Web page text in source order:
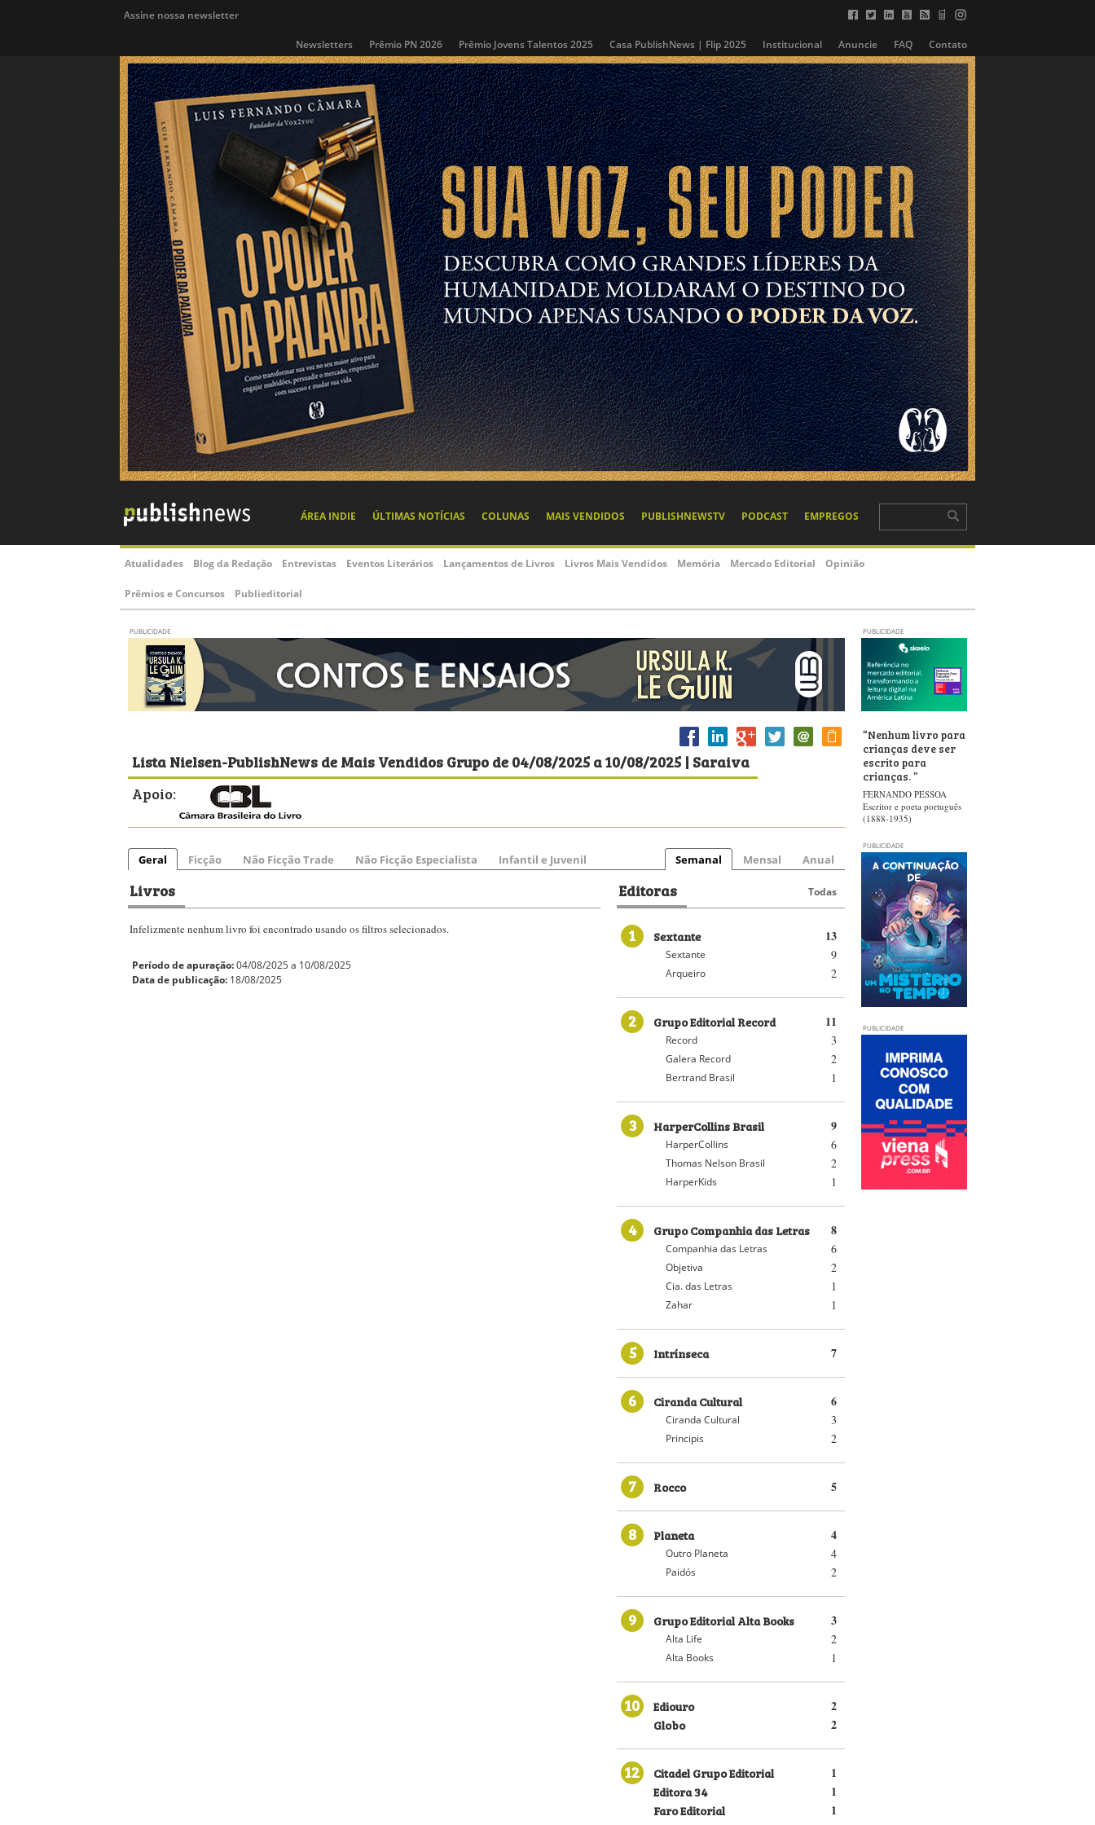
Assine nossa newsletter
Newsletters Prêmio PN 2026 Prêmio Jovens Talentos 2025 Casa PublishNews | Flip 2025 Institucional Anuncie FAQ Contato
ÁREA INDIE ÚLTIMAS NOTÍCIAS COLUNAS MAIS VENDIDOS PUBLISHNEWSTV PODCAST EMPREGOS
Atualidades Blog da Redação Entrevistas Eventos Literários Lançamentos de Livros Livros Mais Vendidos Memória Mercado Editorial Opinião
Prêmios e Concursos Publieditorial
PUBLICIDADE PUBLICIDADE
Lista Nielsen-PublishNews de Mais Vendidos Grupo de 04/08/2025 a 10/08/2025 | Saraiva
Apoio:
Geral Ficção Não Ficção Trade Não Ficção Especialista Infantil e Juvenil Semanal Mensal Anual
Livros
Infelizmente nenhum livro foi encontrado usando os filtros selecionados.
Período de apuração:04/08/2025 a 10/08/2025
Data de publicação: 18/08/2025
Editoras Todas
1 13
Sextante
9
Sextante
2
Arqueiro
2 11
Grupo Editorial Record
3
Record
2
Galera Record
1
Bertrand Brasil
3 9
HarperCollins Brasil
6
HarperCollins
2
Thomas Nelson Brasil
1
HarperKids
4 8
Grupo Companhia das Letras
6
Companhia das Letras
2
Objetiva
1
Cia. das Letras
1
Zahar
5 7
Intrínseca
6 6
Ciranda Cultural
3
Ciranda Cultural
2
Principis
7 5
Rocco
8 4
Planeta
4
Outro Planeta
2
Paidós
9 3
Grupo Editorial Alta Books
2
Alta Life
1
Alta Books
10 2
Ediouro
2
Globo
12 1
Citadel Grupo Editorial
1
Editora 34
1
Faro Editorial
“Nenhum livro para
crianças deve ser
escrito para
crianças.”
FERNANDO PESSOA
Escritor e poeta português
(1888-1935)
PUBLICIDADE
PUBLICIDADE